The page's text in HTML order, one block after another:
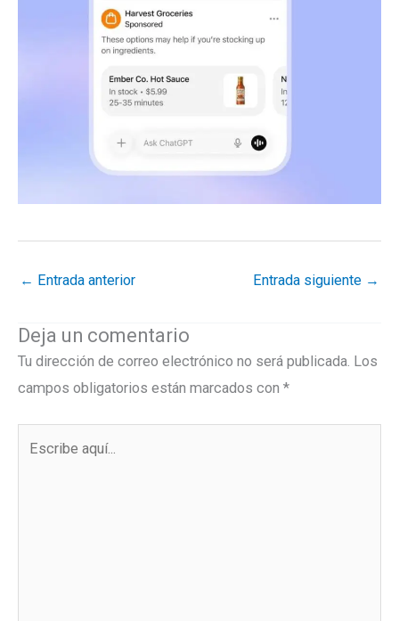
← Entrada anterior Entrada siguiente →
Deja un comentario
Tu dirección de correo electrónico no será publicada. Los
campos obligatorios están marcados con *